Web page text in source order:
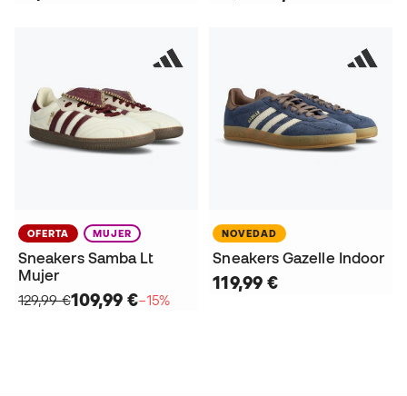
OFERTA MUJER
Sneakers Samba Lt
Mujer
129,99 €109,99 €−15%
NOVEDAD
Sneakers Gazelle Indoor
119,99 €